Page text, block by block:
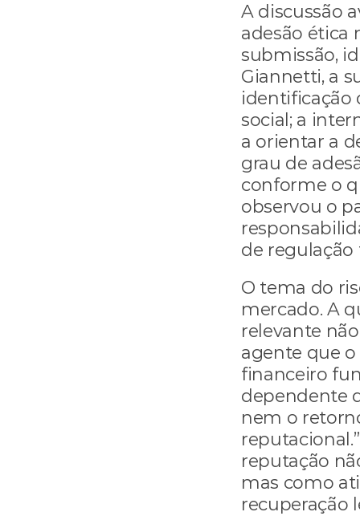
A discussão
adesão ética
submissão,
Giannetti, a
identificação
social; a
a orientar a
grau de
conforme o
observou o
de regulação
O tema do
mercado. A
relevante
agente que
financeiro
dependente
nem o
reputação
mas como
recuperação